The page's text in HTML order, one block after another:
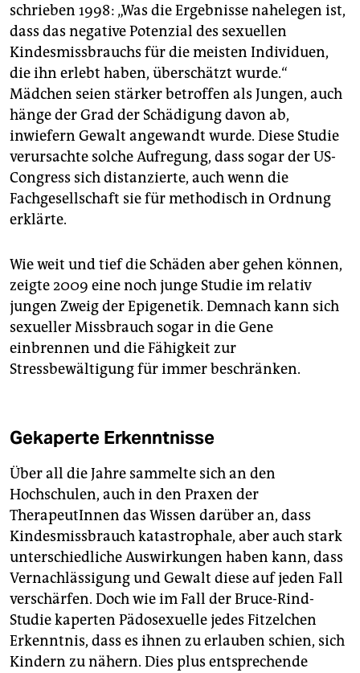
schrieben 1998: „Was die Ergebnisse nahelegen ist,
dass das negative Potenzial des sexuellen
Kindesmissbrauchs für die meisten Individuen,
die ihn erlebt haben, überschätzt wurde.“
Mädchen seien stärker betroffen als Jungen, auch
hänge der Grad der Schädigung davon ab,
inwiefern Gewalt angewandt wurde. Diese Studie
verursachte solche Aufregung, dass sogar der US-
Congress sich distanzierte, auch wenn die
Fachgesellschaft sie für methodisch in Ordnung
erklärte.
Wie weit und tief die Schäden aber gehen können,
zeigte 2009 eine noch junge Studie im relativ
jungen Zweig der Epigenetik. Demnach kann sich
sexueller Missbrauch sogar in die Gene
einbrennen und die Fähigkeit zur
Stressbewältigung für immer beschränken.
Gekaperte Erkenntnisse
Über all die Jahre sammelte sich an den
Hochschulen, auch in den Praxen der
TherapeutInnen das Wissen darüber an, dass
Kindesmissbrauch katastrophale, aber auch stark
unterschiedliche Auswirkungen haben kann, dass
Vernachlässigung und Gewalt diese auf jeden Fall
verschärfen. Doch wie im Fall der Bruce-Rind-
Studie kaperten Pädosexuelle jedes Fitzelchen
Erkenntnis, dass es ihnen zu erlauben schien, sich
Kindern zu nähern. Dies plus entsprechende